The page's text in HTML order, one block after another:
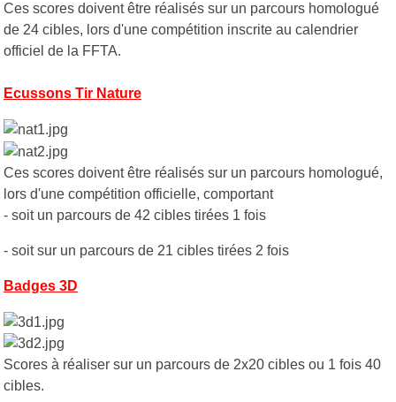
Ces scores doivent être réalisés sur un parcours homologué
de 24 cibles, lors d'une compétition inscrite au calendrier
officiel de la FFTA.
Ecussons Tir Nature
Ces scores doivent être réalisés sur un parcours homologué,
lors d'une compétition officielle, comportant
- soit un parcours de 42 cibles tirées 1 fois
- soit sur un parcours de 21 cibles tirées 2 fois
Badges 3D
Scores à réaliser sur un parcours de 2x20 cibles ou 1 fois 40
cibles.